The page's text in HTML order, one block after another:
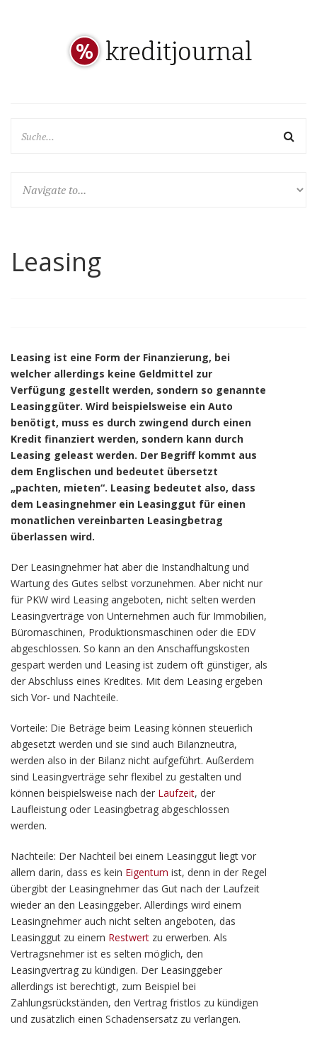
Leasing
Leasing ist eine Form der Finanzierung, bei
welcher allerdings keine Geldmittel zur
Verfügung gestellt werden, sondern so genannte
Leasinggüter. Wird beispielsweise ein Auto
benötigt, muss es durch zwingend durch einen
Kredit finanziert werden, sondern kann durch
Leasing geleast werden. Der Begriff kommt aus
dem Englischen und bedeutet übersetzt
„pachten, mieten“. Leasing bedeutet also, dass
dem Leasingnehmer ein Leasinggut für einen
monatlichen vereinbarten Leasingbetrag
überlassen wird.
Der Leasingnehmer hat aber die Instandhaltung und
Wartung des Gutes selbst vorzunehmen. Aber nicht nur
für PKW wird Leasing angeboten, nicht selten werden
Leasingverträge von Unternehmen auch für Immobilien,
Büromaschinen, Produktionsmaschinen oder die EDV
abgeschlossen. So kann an den Anschaffungskosten
gespart werden und Leasing ist zudem oft günstiger, als
der Abschluss eines Kredites. Mit dem Leasing ergeben
sich Vor- und Nachteile.
Vorteile: Die Beträge beim Leasing können steuerlich
abgesetzt werden und sie sind auch Bilanzneutra,
werden also in der Bilanz nicht aufgeführt. Außerdem
sind Leasingverträge sehr flexibel zu gestalten und
können beispielsweise nach der Laufzeit, der
Laufleistung oder Leasingbetrag abgeschlossen
werden.
Nachteile: Der Nachteil bei einem Leasinggut liegt vor
allem darin, dass es kein Eigentum ist, denn in der Regel
übergibt der Leasingnehmer das Gut nach der Laufzeit
wieder an den Leasinggeber. Allerdings wird einem
Leasingnehmer auch nicht selten angeboten, das
Leasinggut zu einem Restwert zu erwerben. Als
Vertragsnehmer ist es selten möglich, den
Leasingvertrag zu kündigen. Der Leasinggeber
allerdings ist berechtigt, zum Beispiel bei
Zahlungsrückständen, den Vertrag fristlos zu kündigen
und zusätzlich einen Schadensersatz zu verlangen.